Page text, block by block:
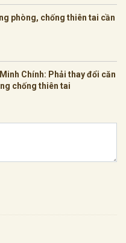
phòng, chống thiên tai cần
Chính: Phải thay đổi căn
chống thiên tai